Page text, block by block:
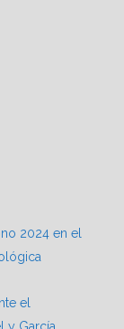
2024 en el
el